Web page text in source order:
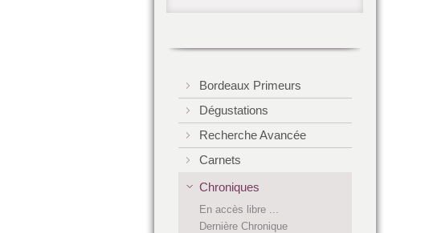
Bordeaux Primeurs
Dégustations
Recherche Avancée
Carnets
Chroniques
En accès libre ...
Dernière Chronique